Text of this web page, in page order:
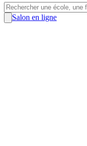
Salon en ligne